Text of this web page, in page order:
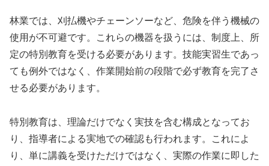
林業では、刈払機やチェーンソーなど、危険を伴う機械の
使用が不可避です。これらの機器を扱うには、制度上、所
定の特別教育を受ける必要があります。技能実習生であっ
ても例外ではなく、作業開始前の段階で必ず教育を完了さ
せる必要があります。
特別教育は、理論だけでなく実技を含む構成となってお
り、指導者による実地での確認も行われます。これによ
り、単に講義を受けただけではなく、実際の作業に即した